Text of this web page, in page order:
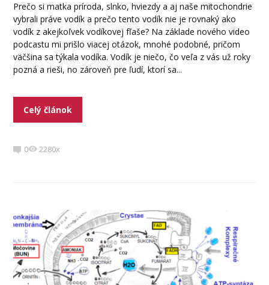
Prečo si matka príroda, slnko, hviezdy a aj naše mitochondrie
vybrali práve vodík a prečo tento vodík nie je rovnaký ako
vodík z akejkoľvek vodíkovej fľaše? Na základe nového video
podcastu mi prišlo viacej otázok, mnohé podobné, pričom
väčšina sa týkala vodíka. Vodík je niečo, čo veľa z vás už roky
pozná a rieši, no zároveň pre ľudí, ktorí sa...
Celý článok
0 2280x